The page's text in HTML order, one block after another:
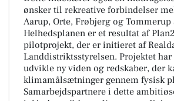
ønsker til rekreative forbindelser
Aarup, Orte, Frøbjerg og Tommerup
Helhedsplanen er et resultat af
pilotprojekt, der er initieret af
Landdistriktsstyrelsen. Projektet
udvikle ny viden og redskaber, der
klimamålsætninger gennem fysisk
Samarbejdspartnere i dette